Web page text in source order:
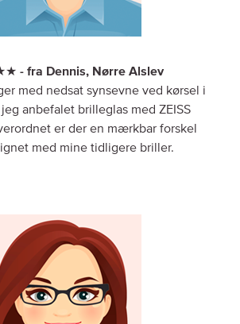
- fra Dennis, Nørre Alslev
med nedsat synsevne ved kørsel i
anbefalet brilleglas med ZEISS
er der en mærkbar forskel
med mine tidligere briller.